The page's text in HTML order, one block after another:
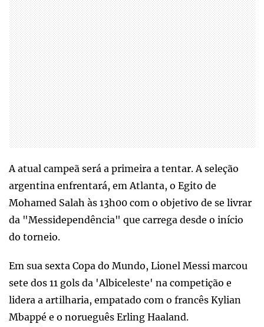
A atual campeã será a primeira a tentar. A seleção
argentina enfrentará, em Atlanta, o Egito de
Mohamed Salah às 13h00 com o objetivo de se livrar
da "Messidependência" que carrega desde o início
do torneio.
Em sua sexta Copa do Mundo, Lionel Messi marcou
sete dos 11 gols da 'Albiceleste' na competição e
lidera a artilharia, empatado com o francês Kylian
Mbappé e o norueguês Erling Haaland.